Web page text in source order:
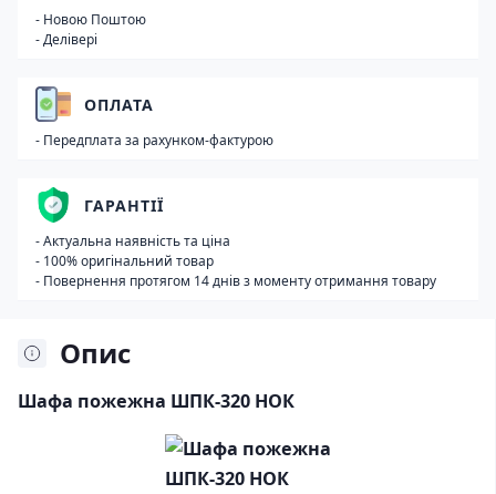
Опис
Шафа пожежна ШПК-320 НОК
- Новою Поштою
- Делівері
ОПЛАТА
- Передплата за рахунком-фактурою
ГАРАНТІЇ
- Актуальна наявність та ціна
- 100% оригінальний товар
- Повернення протягом 14 днів з моменту отримання товару